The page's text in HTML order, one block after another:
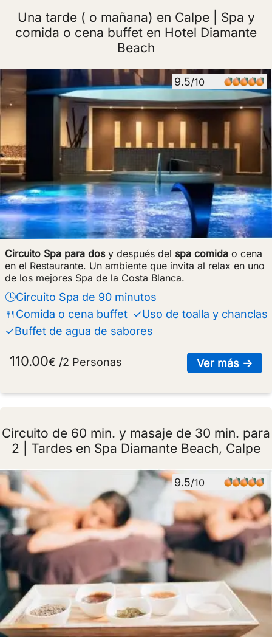
Una tarde ( o mañana) en Calpe | Spa y
comida o cena buffet en Hotel Diamante
Beach
9.5/10
Circuito Spa para dosy después del spa comida o cena
en el Restaurante. Un ambiente que invita al relax en uno
de los mejores Spa de la Costa Blanca.
🕒Circuito Spa de 90 minutos
🍴Comida o cena buffet ✓Uso de toalla y chanclas
✓Buffet de agua de sabores
Ver más →
110.00€ /2 Personas
Circuito de 60 min. y masaje de 30 min. para
2 | Tardes en Spa Diamante Beach, Calpe
9.5/10